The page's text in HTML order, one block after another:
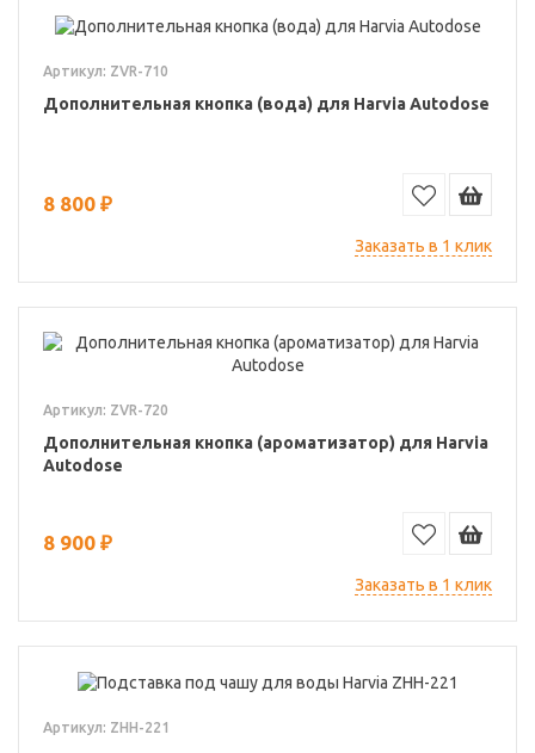
Артикул: ZVR-710
Дополнительная кнопка (вода) для Harvia Autodose
8 800 ₽
Заказать в 1 клик
Артикул: ZVR-720
Дополнительная кнопка (ароматизатор) для Harvia
Autodose
8 900 ₽
Заказать в 1 клик
Артикул: ZHH-221